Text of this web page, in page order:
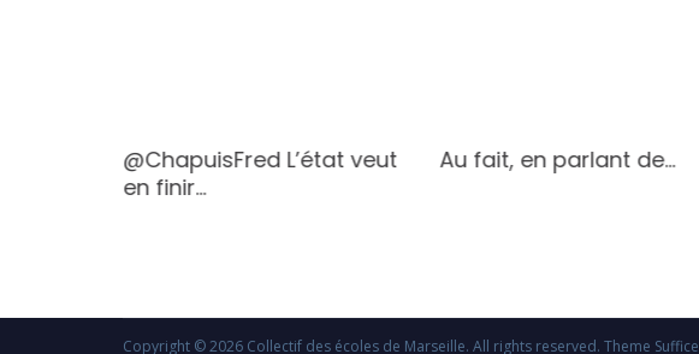
@ChapuisFred L’état veut
en finir…
Au fait, en parlant de…
Copyright © 2026 Collectif des écoles de Marseille. All rights reserved. Theme Suffice